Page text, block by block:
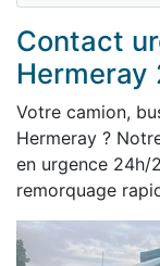
Contact
Hermeray
Votre camion,
Hermeray ?
en urgence 24h/
remorquage